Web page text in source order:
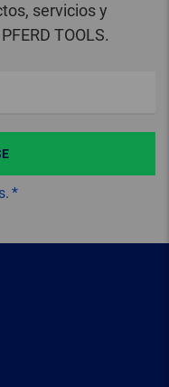
servicios y
TOOLS.
.